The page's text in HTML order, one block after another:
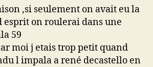
,si seulement on avait eu la
esprit on roulerai dans une
59
moi j etais trop petit quand
l impala a rené decastello en